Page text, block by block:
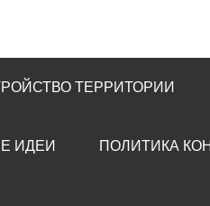
ТЕРРИТОРИИ
ИДЕИ ПОЛИТИКА